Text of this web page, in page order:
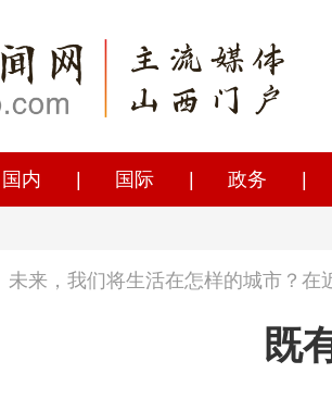
国内 国际 政务
未来，我们将生活在怎样的城市？
既